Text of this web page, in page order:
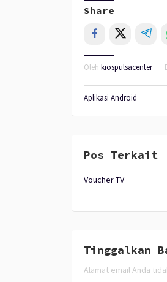
Share
Oleh kiospulsacenter
Aplikasi Android
Pos Terkait
Voucher TV
Tinggalkan
Alamat email Anda